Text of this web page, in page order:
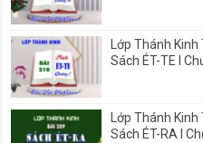
Lớp Thánh
Sách ÉT-TE I
Lớp Thánh Kinh
Sách ÉT-RA I